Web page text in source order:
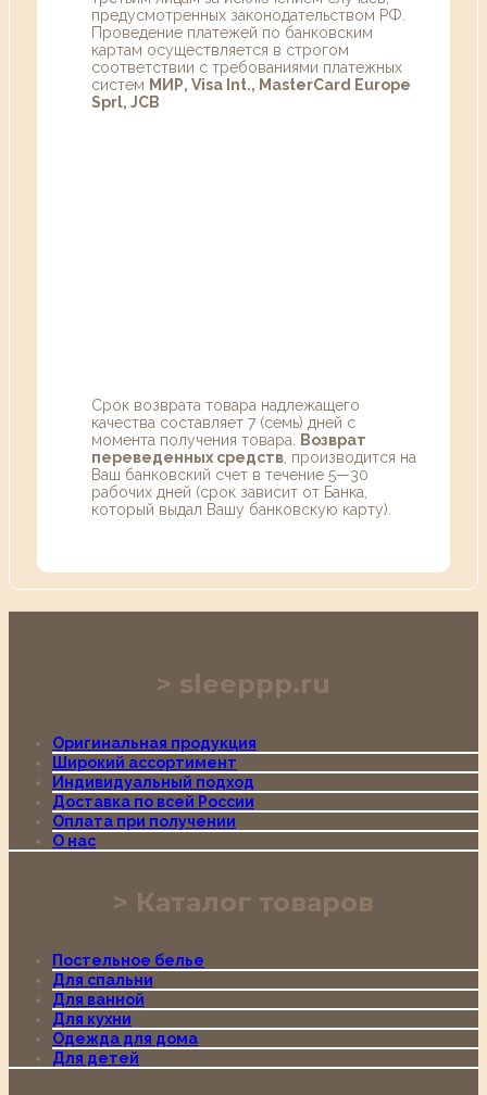
предусмотренных законодательством РФ.
Проведение платежей по банковским
картам осуществляется в строгом
соответствии с требованиями платежных
систем МИР, Visa Int., MasterCard Europe
Sprl, JCB
Срок возврата товара надлежащего
качества составляет 7 (семь) дней с
момента получения товара.
Возврат
переведенных средств , производится на
Ваш банковский счет в течение 5—30
рабочих дней (срок зависит от Банка,
который выдал Вашу банковскую карту).
sleeppp.ru
Оригинальная продукция
Широкий ассортимент
Индивидуальный подход
Доставка по всей России
Оплата при получении
О нас
Каталог товаров
Постельное белье
Для спальни
Для ванной
Для кухни
Одежда для дома
Для детей